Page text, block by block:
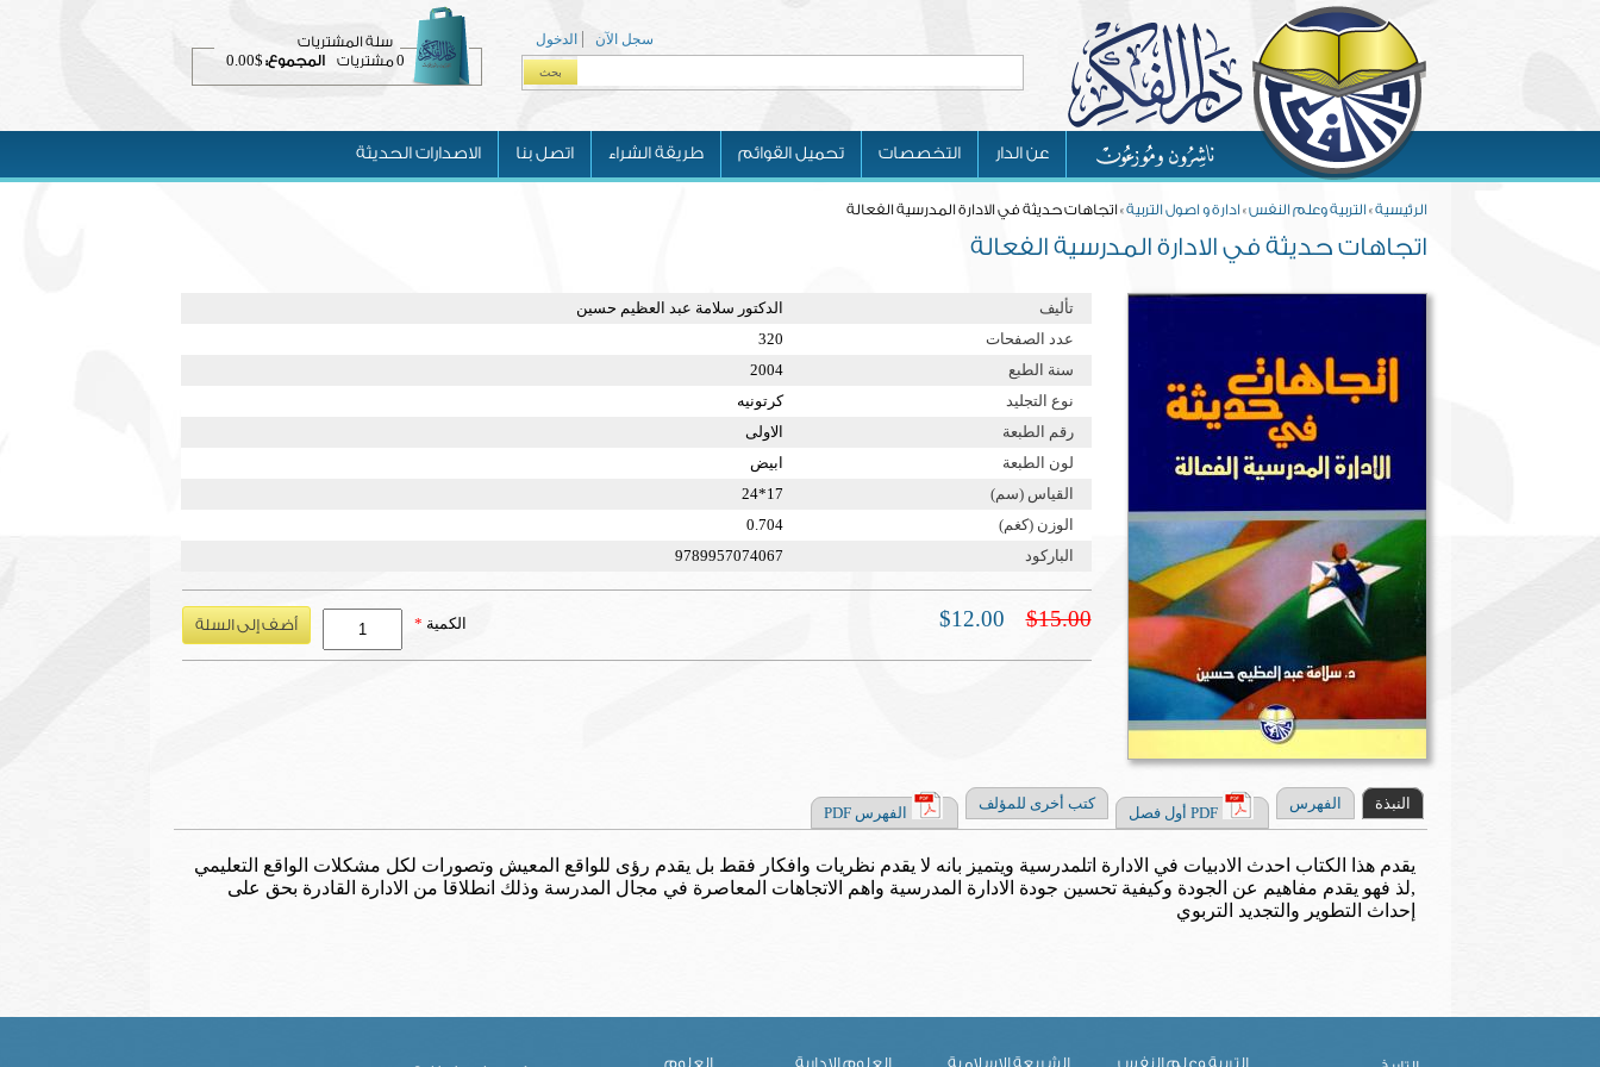
الدخول
سجل الآن
سلة المشتريات
0مشتريات المجموع: $0.00
عن الدار التخصصات تحميل القوائم طريقة الشراء اتصل بنا الاصدارات الحديثة
الرئيسية» التربية وعلم النفس» ادارة و اصول التربية» اتجاهات حديثة في الادارة المدرسية الفعالة
اتجاهات حديثة في الادارة المدرسية الفعالة
تأليف
الدكتور سلامة عبد العظيم حسين
عدد الصفحات
320
سنة الطبع
2004
نوع التجليد
كرتونيه
رقم الطبعة
الاولى
لون الطبعة
ابيض
القياس (سم)
17*24
الوزن (كغم)
0.704
الباركود
9789957074067
$15.00
$12.00 الكمية *
النبذة الفهرس
PDF أول فصل
كتب أخرى للمؤلف
الفهرس PDF
يقدم هذا الكتاب احدث الادبيات في الادارة اتلمدرسية ويتميز بانه لا يقدم نظريات وافكار فقط بل يقدم رؤى للواقع المعيش وتصورات لكل مشكلات الواقع التعليمي
,لذ فهو يقدم مفاهيم عن الجودة وكيفية تحسين جودة الادارة المدرسية واهم الاتجاهات المعاصرة في مجال المدرسة وذلك انطلاقا من الادارة القادرة بحق على
إحداث التطوير والتجديد التربوي
التربية وعلم النفس الشريعة الاسلامية العلوم الادارية العلوم